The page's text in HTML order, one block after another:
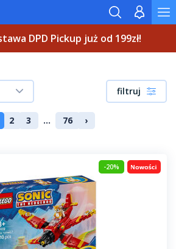
DPD Pickup już od 199zł!
filtruj
2 3 ... 76 ›
-20%